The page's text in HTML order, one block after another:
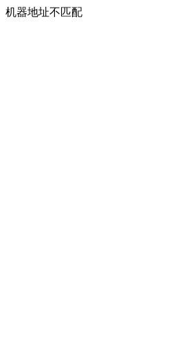
机器地址不匹配